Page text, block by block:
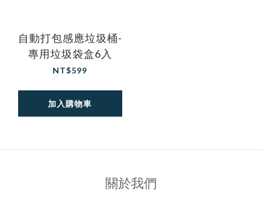
自動打包感應垃圾桶-
專用垃圾袋盒6入
NT$599
加入購物車
關於我們